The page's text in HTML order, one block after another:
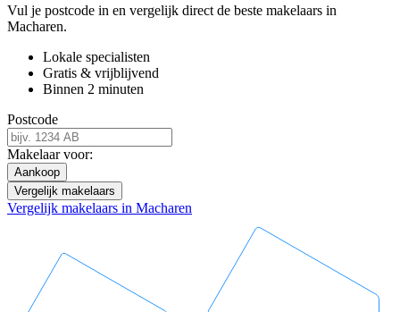
Vul je postcode in en vergelijk direct de beste makelaars in
Macharen.
Lokale specialisten
Gratis & vrijblijvend
Binnen 2 minuten
Postcode
Makelaar voor:
Aankoop
Vergelijk makelaars
Vergelijk makelaars in Macharen